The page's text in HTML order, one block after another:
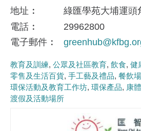
地址
綠匯學苑大埔運頭
電話
29962800
電子郵件
教育及訓練 公眾及社區教育 飲食 健
零售及生活百貨 手工藝及禮品 餐飲
環保活動及教育工作坊 環保產品
康
渡假及活動場所